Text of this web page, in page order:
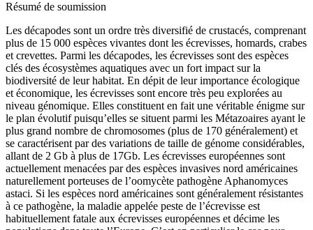
Résumé de soumission
Les décapodes sont un ordre très diversifié de crustacés, comprenant
plus de 15 000 espèces vivantes dont les écrevisses, homards, crabes
et crevettes. Parmi les décapodes, les écrevisses sont des espèces
clés des écosystèmes aquatiques avec un fort impact sur la
biodiversité de leur habitat. En dépit de leur importance écologique
et économique, les écrevisses sont encore très peu explorées au
niveau génomique. Elles constituent en fait une véritable énigme sur
le plan évolutif puisqu’elles se situent parmi les Métazoaires ayant le
plus grand nombre de chromosomes (plus de 170 généralement) et
se caractérisent par des variations de taille de génome considérables,
allant de 2 Gb à plus de 17Gb. Les écrevisses européennes sont
actuellement menacées par des espèces invasives nord américaines
naturellement porteuses de l’oomycète pathogène Aphanomyces
astaci. Si les espèces nord américaines sont généralement résistantes
à ce pathogène, la maladie appelée peste de l’écrevisse est
habituellement fatale aux écrevisses européennes et décime les